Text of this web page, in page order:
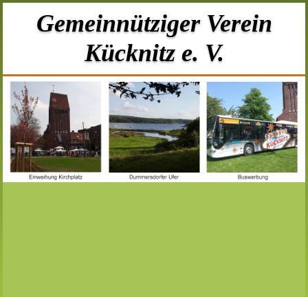
Gemeinnütziger Verein
Kücknitz e. V.